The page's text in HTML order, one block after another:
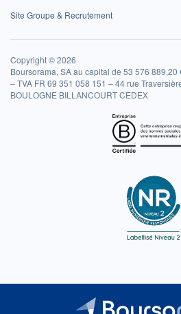
Site Groupe & Recrutement
Copyright © 2026
Boursorama, SA au capital de 53 576
– TVA FR 69 351 058 151 – 44 rue
BOULOGNE BILLANCOURT CEDEX